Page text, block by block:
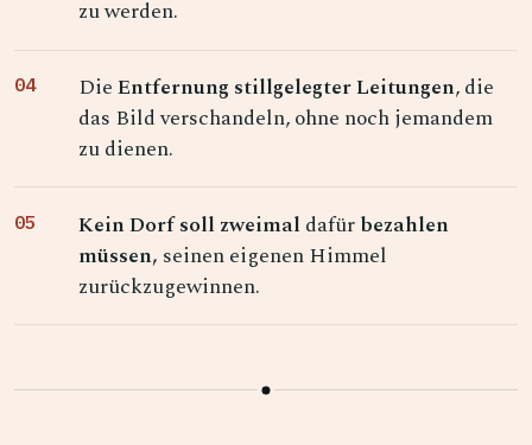
zu werden.
DieEntfernung stillgelegter Leitungen, die
das Bild verschandeln, ohne noch jemandem
zu dienen.
Kein Dorf soll zweimal dafürbezahlen
müssen, seinen eigenen Himmel
zurückzugewinnen.